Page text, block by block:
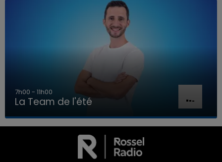
LA TEAM DE L'ÉTÉ
7h00 - 11h00
La Team de l'été